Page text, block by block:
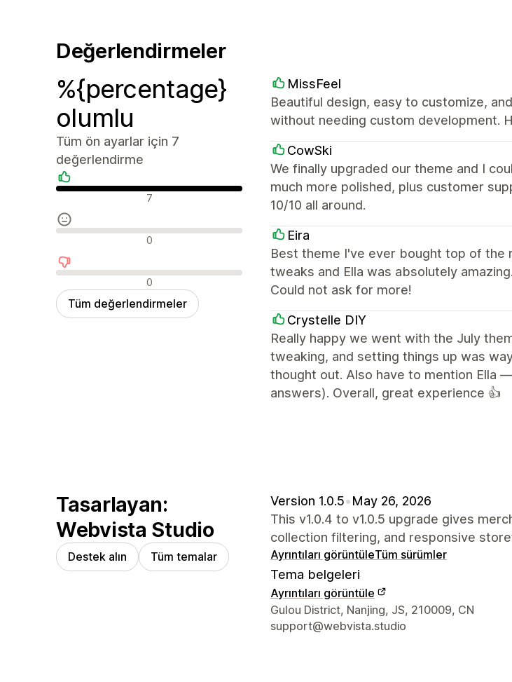
Değerlendirmeler
%{percentage}
olumlu
Tüm ön ayarlar için 7
değerlendirme
Olumlu değerlendirmeler
7
Nötr değerlendirmeler
0
Olumsuz değerlendirmeler
0
Tüm değerlendirmeler
MissFeel
Beautiful design, easy to customize,
without needing custom development.
CowSki
We finally upgraded our theme and I
much more polished, plus customer
10/10 all around.
Eira
Best theme I've ever bought top of the
tweaks and Ella was absolutely
Could not ask for more!
Crystelle DIY
Really happy we went with the July
tweaking, and setting things up was
thought out. Also have to mention Ella
answers). Overall, great experience 👍
Tasarlayan:
Webvista Studio
Destek alın Tüm temalar
Version 1.0.5•May 26, 2026
This v1.0.4 to v1.0.5 upgrade gives
collection filtering, and responsive
Ayrıntıları görüntüleTüm sürümler
Tema belgeleri
Ayrıntıları görüntüle
Tasarımcı iletişim bilgileri
Gulou District, Nanjing, JS, 210009, CN
support@webvista.studio